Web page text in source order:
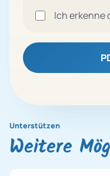
Ich erkenne
Unterstützen
Weitere